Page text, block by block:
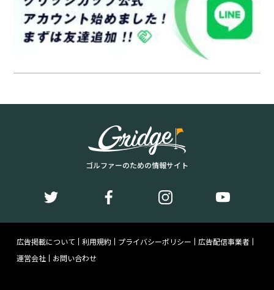
ゴルファーのための情報サイト
広告掲載について 利用規約 プライバシーポリシー
広告配信事業者
運営会社
お問い合わせ